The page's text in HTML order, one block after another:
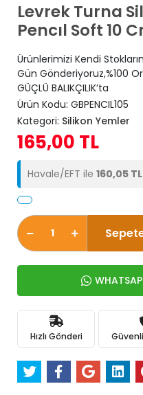
Levrek Turna
Pencıl Soft 10
Ürünlerimizi Kendi
Gün Gönderiyoruz,%100
GÜÇLÜ BALIKÇILIK’ta
Ürün Kodu: GBPENCIL105
Kategori: Silikon Yemler
165,00 TL
Havale/EFT ile 160,05 TL
Hızlı Gönderi